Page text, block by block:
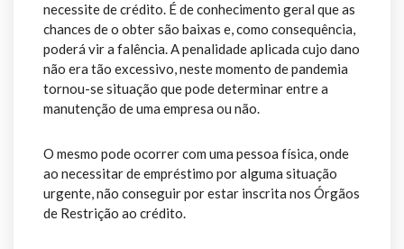
necessite de crédito. É de conhecimento geral que as
chances de o obter são baixas e, como consequência,
poderá vir a falência. A penalidade aplicada cujo dano
não era tão excessivo, neste momento de pandemia
tornou-se situação que pode determinar entre a
manutenção de uma empresa ou não.
O mesmo pode ocorrer com uma pessoa física, onde
ao necessitar de empréstimo por alguma situação
urgente, não conseguir por estar inscrita nos Órgãos
de Restrição ao crédito.